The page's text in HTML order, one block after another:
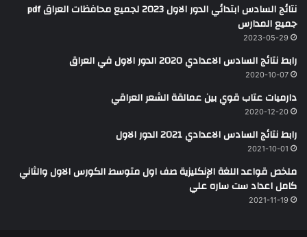
نتائج السادس ابتدائي الدور الاول 2023 لجميع محافظات العراق pdf
جميع المدارس
2023-05-29
رابط نتائج السادس الاعدادي 2020 الدور الاول في العراق
2020-10-07
دارميات عتاب قوي بين عمالقة الشعر العراقي
2020-12-20
رابط نتائج السادس الاعدادي 2021 الدور الاول
2021-10-01
ملخص قواعد اللغة الإنكليزية صف اول متوسط الكورس الاول والثاني
كامل اعداد ست ساره علي
2021-11-19